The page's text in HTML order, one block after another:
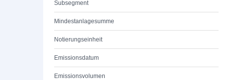
Subsegment
Mindestanlagesumme
Notierungseinheit
Emissionsdatum
Emissionsvolumen